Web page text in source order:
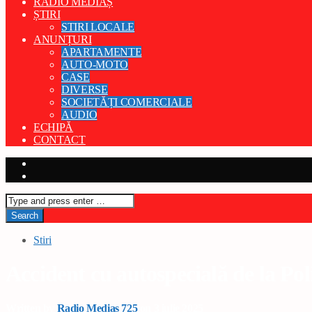
ȘTIRI
STIRI LOCALE
ANUNȚURI
APARTAMENTE
AUTO-MOTO
CASE
DIVERSE
SOCIETĂȚI COMERCIALE
AUDIO
ECHIPĂ
CONTACT
Stiri
Radio Medias 725on 3 iulie 2025